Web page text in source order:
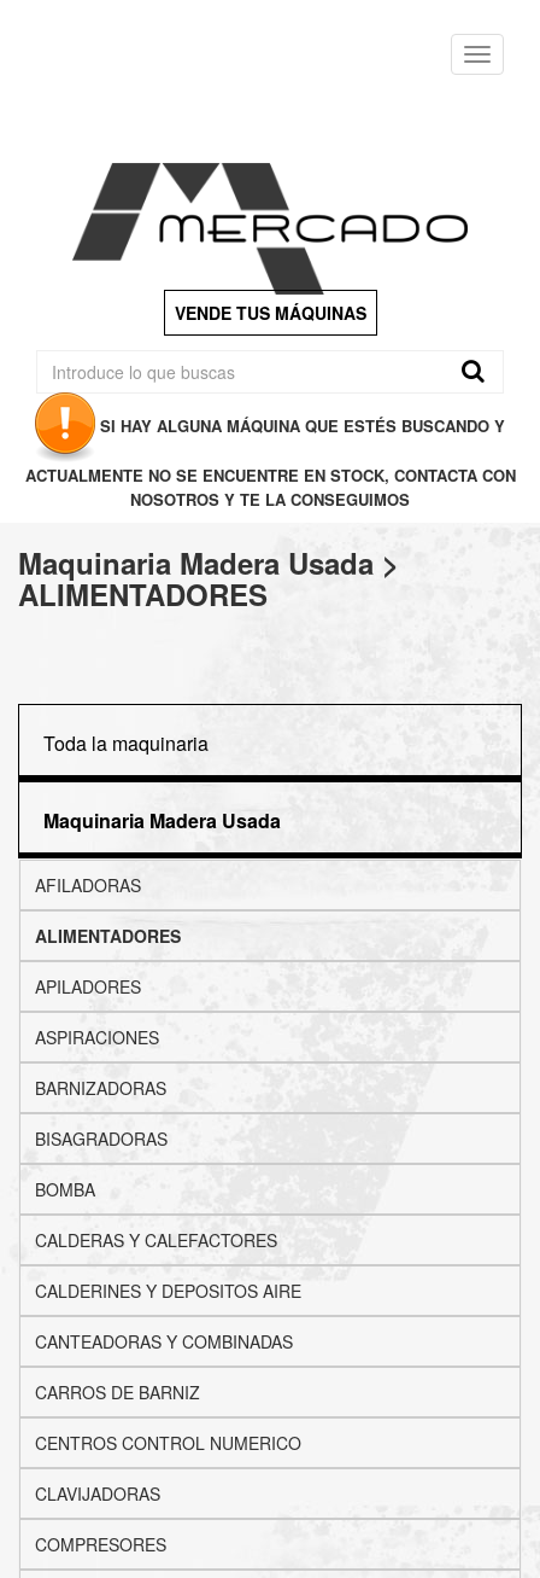
Menu
VENDE TUS MÁQUINAS
SI HAY ALGUNA MÁQUINA QUE ESTÉS BUSCANDO Y
ACTUALMENTE NO SE ENCUENTRE EN STOCK, CONTACTA CON
NOSOTROS Y TE LA CONSEGUIMOS
Maquinaria Madera Usada >
ALIMENTADORES
Toda la maquinaria
Maquinaria Madera Usada
AFILADORAS
ALIMENTADORES
APILADORES
ASPIRACIONES
BARNIZADORAS
BISAGRADORAS
BOMBA
CALDERAS Y CALEFACTORES
CALDERINES Y DEPOSITOS AIRE
CANTEADORAS Y COMBINADAS
CARROS DE BARNIZ
CENTROS CONTROL NUMERICO
CLAVIJADORAS
COMPRESORES